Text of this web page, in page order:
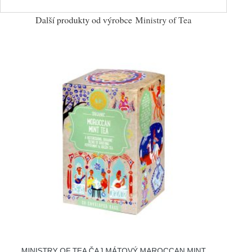
Další produkty od výrobce Ministry of Tea